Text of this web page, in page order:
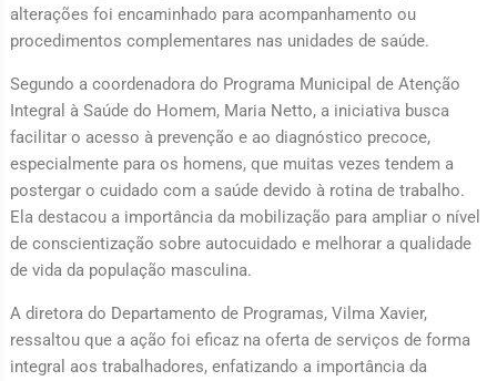
alterações foi encaminhado para acompanhamento ou
procedimentos complementares nas unidades de saúde.
Segundo a coordenadora do Programa Municipal de Atenção
Integral à Saúde do Homem, Maria Netto, a iniciativa busca
facilitar o acesso à prevenção e ao diagnóstico precoce,
especialmente para os homens, que muitas vezes tendem a
postergar o cuidado com a saúde devido à rotina de trabalho.
Ela destacou a importância da mobilização para ampliar o nível
de conscientização sobre autocuidado e melhorar a qualidade
de vida da população masculina.
A diretora do Departamento de Programas, Vilma Xavier,
ressaltou que a ação foi eficaz na oferta de serviços de forma
integral aos trabalhadores, enfatizando a importância da